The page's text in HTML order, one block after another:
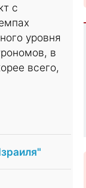
с
уровня
в
всего,